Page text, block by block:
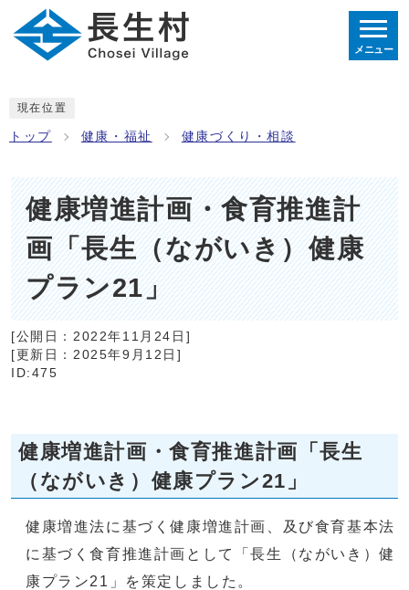
メニュー
現在位置
トップ 健康・福祉 健康づくり・相談
健康増進計画・食育推進計
画「長生（ながいき）健康
プラン21」
[公開日： 2022年11月24日 ]
[更新日： 2025年9月12日 ]
ID:475
健康増進計画・食育推進計画「長生
（ながいき）健康プラン21」
健康増進法に基づく健康増進計画、及び食育基本法
に基づく食育推進計画として「長生（ながいき）健
康プラン21」を策定しました。